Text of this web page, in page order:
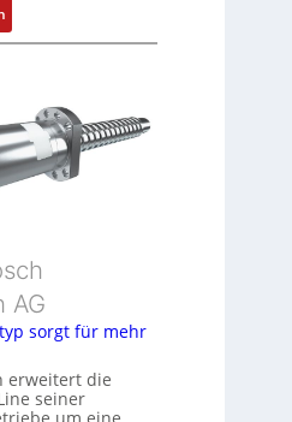
t
s
m
e
n
u
d
Z
:
D
g
e
b
k
m
b
n
i
AG
sorgt für mehr
erweitert die
seiner